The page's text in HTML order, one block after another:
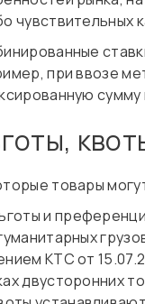
чувствительных
при ввозе
товары
и
КТС от
двусторонних